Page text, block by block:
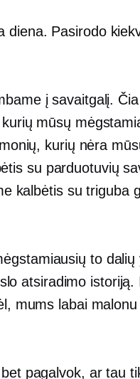
diena. Pasirodo
į savaitgalį.
mūsų
kurių nėra
su parduotuvių
kalbėtis su triguba
to dalių
atsiradimo istoriją.
mums labai malonu
pagalvok, ar tau